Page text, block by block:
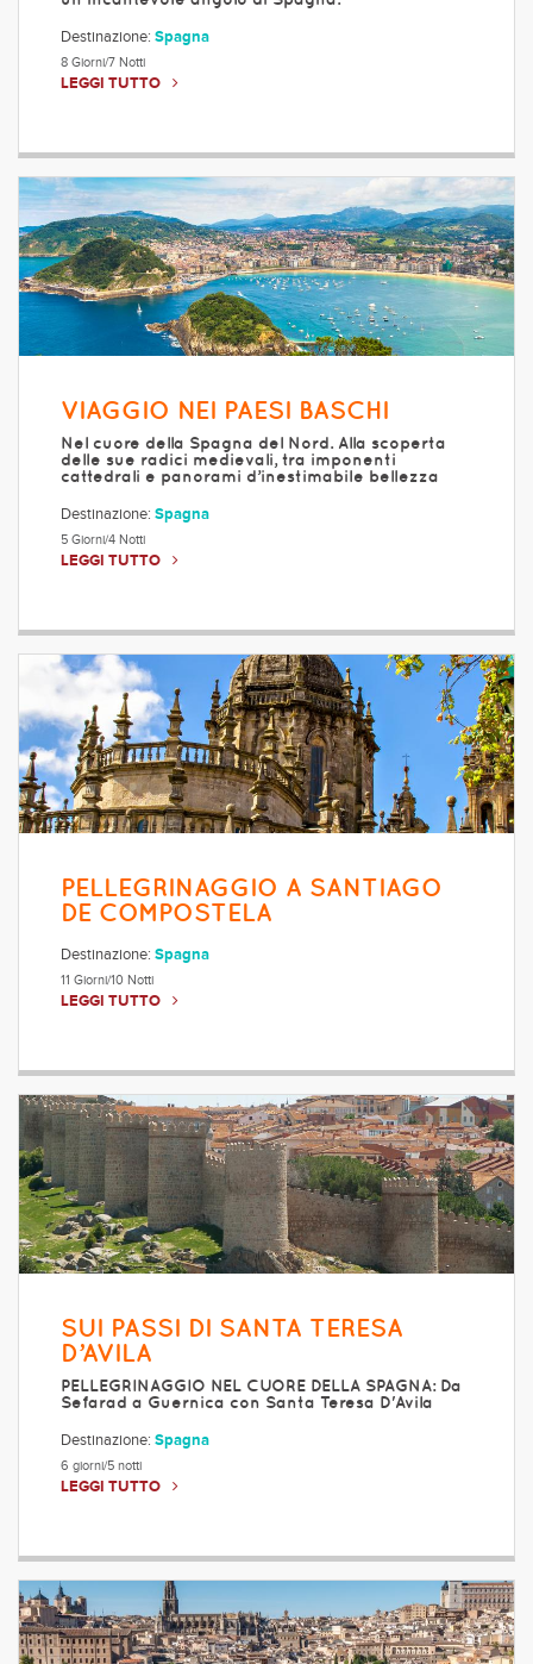
Destinazione: Spagna
8 Giorni/7 Notti
LEGGI TUTTO
VIAGGIO NEI PAESI BASCHI
Nel cuore della Spagna del Nord. Alla scoperta
delle sue radici medievali, tra imponenti
cattedrali e panorami d’inestimabile bellezza
Destinazione: Spagna
5 Giorni/4 Notti
LEGGI TUTTO
PELLEGRINAGGIO A SANTIAGO
DE COMPOSTELA
Destinazione: Spagna
11 Giorni/10 Notti
LEGGI TUTTO
SUI PASSI DI SANTA TERESA
D’AVILA
PELLEGRINAGGIO NEL CUORE DELLA SPAGNA: Da
Sefarad a Guernica con Santa Teresa D'Avila
Destinazione: Spagna
6 giorni/5 notti
LEGGI TUTTO